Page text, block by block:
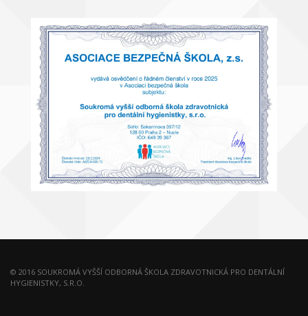
© 2016 SOUKROMÁ VYŠŠÍ ODBORNÁ ŠKOLA ZDRAVOTNICKÁ PRO DENTÁLNÍ
HYGIENISTKY, S.R.O.